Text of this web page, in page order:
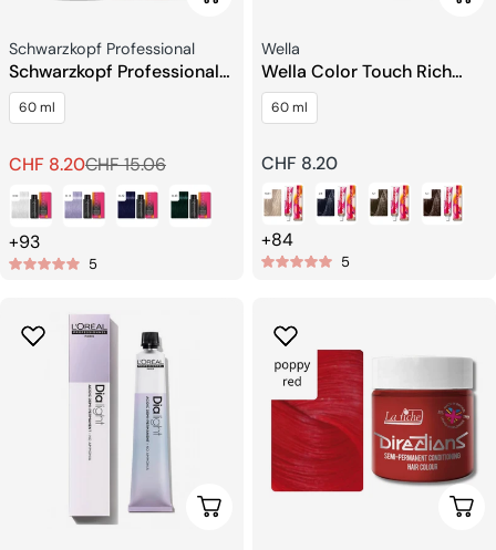
Verkäufer:
Schwarzkopf Professional
Schwarzkopf Professional
IGORA VIBRANCE Ton on
Ton Haarfarbe
60 ml
Verkaufspreis
CHF 8.20
Regulärer
Preis
CHF 15.06
+93
5
Verkäufer:
Wella
Wella Color Touch Rich
Naturals Demi-Permanente
Haarfarbe
60 ml
Regulärer
Preis
CHF 8.20
+84
5
Wählen Sie Optionen